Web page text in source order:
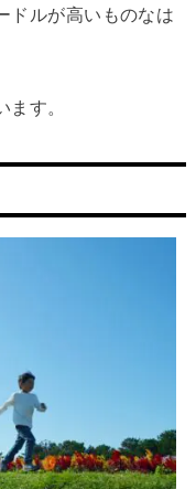
ドルが高いものなは
す。